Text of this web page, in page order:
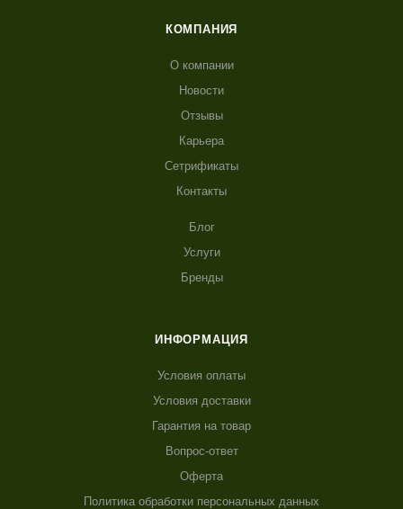
КОМПАНИЯ
О компании
Новости
Отзывы
Карьера
Сетрификаты
Контакты
Блог
Услуги
Бренды
ИНФОРМАЦИЯ
Условия оплаты
Условия доставки
Гарантия на товар
Вопрос-ответ
Оферта
Политика обработки персональных данных